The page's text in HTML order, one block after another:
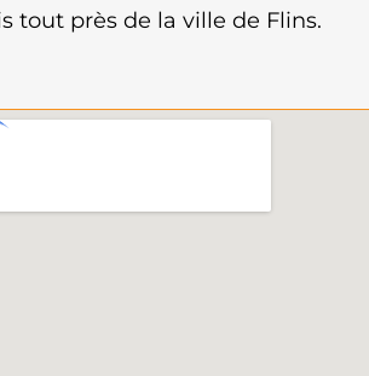
tout près de la ville de Flins.